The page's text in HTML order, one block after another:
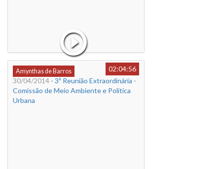
Amynthas de Barros
02:04:56
30/04/2014 - 3ª Reunião Extraordinária -
Comissão de Meio Ambiente e Política
Urbana